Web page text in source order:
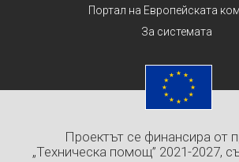
Портал на Европейската
За системата
Проектът се финансира от
„Техническа помощ” 2021-2027,